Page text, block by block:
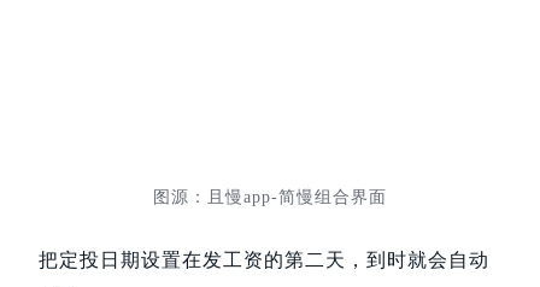
图源：且慢app-简慢组合界面
把定投日期设置在发工资的第二天，到时就会自动